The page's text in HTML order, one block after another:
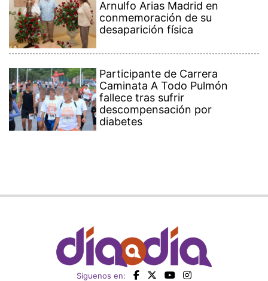
Arnulfo Arias Madrid en
conmemoración de su
desaparición física
Participante de Carrera
Caminata A Todo Pulmón
fallece tras sufrir
descompensación por
diabetes
Siguenos en: